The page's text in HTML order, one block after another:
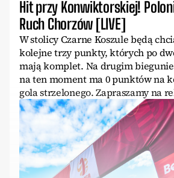
Hit przy Konwiktorskiej!
Ruch Chorzów [LIVE]
W stolicy Czarne Koszule będą
kolejne trzy punkty, których po
mają komplet. Na drugim
na ten moment ma 0 punktów na
gola strzelonego. Zapraszamy na